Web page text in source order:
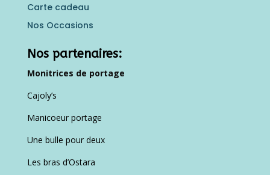
Carte cadeau
Nos Occasions
Nos partenaires:
Monitrices de portage
Cajoly’s
Manicoeur portage
Une bulle pour deux
Les bras d’Ostara